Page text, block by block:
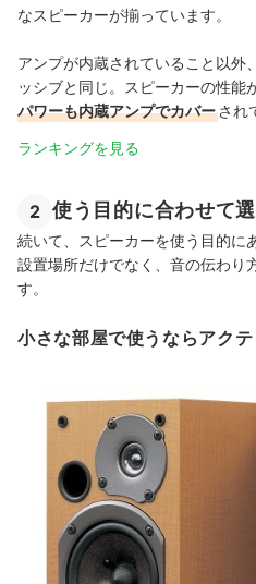
なスピーカーが揃っています。
アンプが内蔵されていること以外
ッシブと同じ。スピーカーの性能
パワーも内蔵アンプでカバーされ
ランキングを見る
2 使う目的に合わせて
続いて、スピーカーを使う目的に
設置場所だけでなく、音の伝わり
す。
小さな部屋で使うならアク